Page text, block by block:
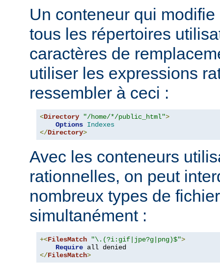
Un conteneur qui
tous les répertoires
caractères de
utiliser les expressions
ressembler à ceci :
<Directory "/home/*/public_html">
Options Indexes
</Directory>
Avec les conteneurs
rationnelles, on peut
nombreux types de
simultanément :
+<FilesMatch "\.(?i:gif|jpe?g|png)$">
Require
</FilesMatch>